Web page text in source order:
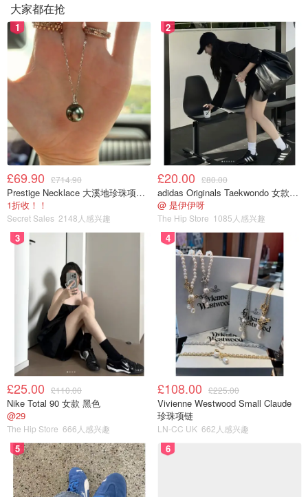
大家都在抢
1
£69.90 £714.90
Prestige Necklace 大溪地珍珠项链 10-11mm
1折收！！
Secret Sales 2148人感兴趣
2
£20.00 £80.00
adidas Originals Taekwondo 女款黑色运动鞋
@ 是伊伊呀
The Hip Store 1085人感兴趣
3
£25.00 £110.00
Nike Total 90 女款 黑色
@29
The Hip Store 666人感兴趣
4
£108.00 £225.00
Vivienne Westwood Small Claude
珍珠项链
LN-CC UK 662人感兴趣
5 6